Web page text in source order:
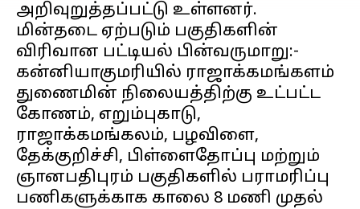
அறிவுறுத்தப்பட்டு உள்ளனர்.
மின்தடை ஏற்படும் பகுதிகளின்
விரிவான பட்டியல் பின்வருமாறு:-
கன்னியாகுமரியில் ராஜாக்கமங்களம்
துணைமின் நிலையத்திற்கு உட்பட்ட
கோணம், எறும்புகாடு,
ராஜாக்கமங்கலம், பழவிளை,
தேக்குறிச்சி, பிள்ளைதோப்பு மற்றும்
ஞானபதிபுரம் பகுதிகளில் பராமரிப்பு
பணிகளுக்காக காலை 8 மணி முதல்